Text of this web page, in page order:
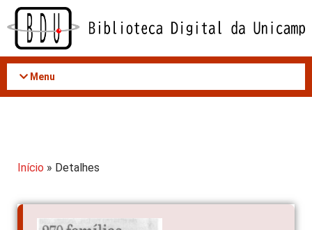
Acessar
conteúdo
Menu
Início » Detalhes